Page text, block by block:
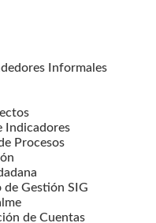
Informales
Indicadores
Procesos
de Gestión SIG
de Cuentas